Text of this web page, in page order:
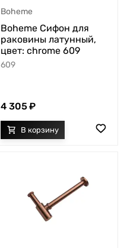
Boheme
Boheme Сифон для
раковины латунный,
цвет: chrome 609
609
4 305